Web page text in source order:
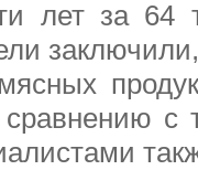
лет за 64
с